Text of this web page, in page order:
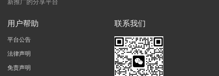
用户帮助
平台公告
法律声明
免责声明
联系我们